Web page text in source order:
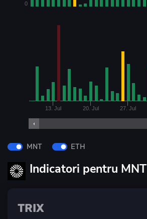
13. Jul 20. Jul 27. Jul
0
MNT ETH
Indicatori pentru MNT
TRIX